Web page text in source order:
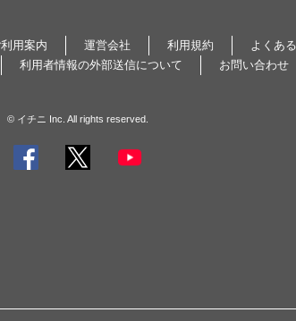
用案内 運営会社 利用規約
よくあ
利用者情報の外部送信について お問い合わせ
© イチニ Inc. All rights reserved.